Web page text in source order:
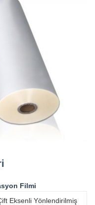
Filmi
Eksenli Yönlendirilmiş